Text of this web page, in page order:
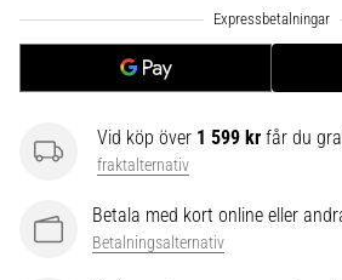
•
9 min. läsning
Kolhydratladdning:
påverkar
det
Vid köp över 1 599 kr får du
fraktalternativ
Betala med kort online eller
Betalningsalternativ